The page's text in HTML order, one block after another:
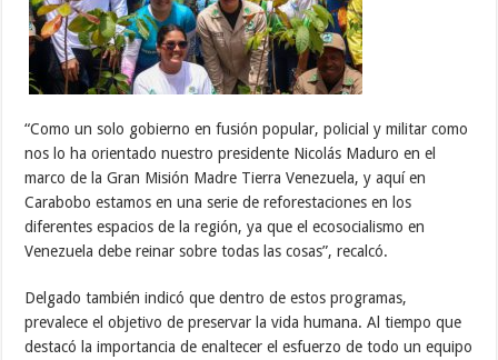
“Como un solo gobierno en fusión popular, policial y militar como
nos lo ha orientado nuestro presidente Nicolás Maduro en el
marco de la Gran Misión Madre Tierra Venezuela, y aquí en
Carabobo estamos en una serie de reforestaciones en los
diferentes espacios de la región, ya que el ecosocialismo en
Venezuela debe reinar sobre todas las cosas”, recalcó.
Delgado también indicó que dentro de estos programas,
prevalece el objetivo de preservar la vida humana. Al tiempo que
destacó la importancia de enaltecer el esfuerzo de todo un equipo